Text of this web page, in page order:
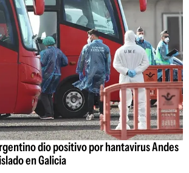
dio positivo por hantavirus Andes
en Galicia